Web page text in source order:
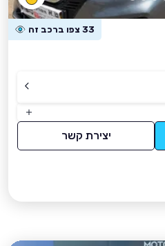
33 צפו ברכב זה
יצירת קשר